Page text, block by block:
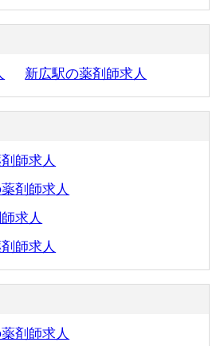
新広駅の薬剤師求人
師求人
剤師求人
求人
師求人
剤師求人